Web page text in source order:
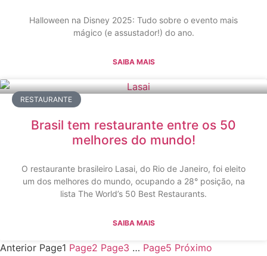
Halloween na Disney 2025: Tudo sobre o evento mais
mágico (e assustador!) do ano.
SAIBA MAIS
RESTAURANTE
Brasil tem restaurante entre os 50
melhores do mundo!
O restaurante brasileiro Lasai, do Rio de Janeiro, foi eleito
um dos melhores do mundo, ocupando a 28° posição, na
lista The World’s 50 Best Restaurants.
SAIBA MAIS
Anterior Page1 Page2 Page3 … Page5 Próximo